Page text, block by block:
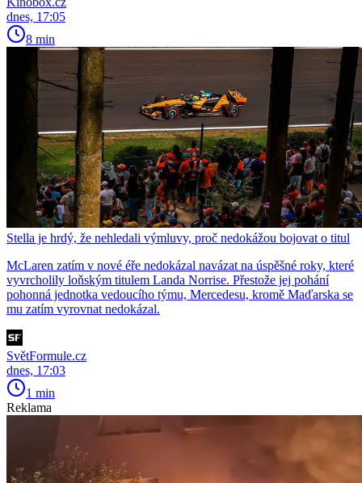
dnes, 17:05
8 min
Stella je hrdý, že nehledali výmluvy, proč nedokážou bojovat o titul
McLaren zatím v nové éře nedokázal navázat na úspěšné roky, které
vyvrcholily loňským titulem Landa Norrise. Přestože jej pohání
pohonná jednotka vedoucího týmu, Mercedesu, kromě Maďarska se
mu zatím vyrovnat nedokázal.
SvětFormule.cz
dnes, 17:03
1 min
Reklama